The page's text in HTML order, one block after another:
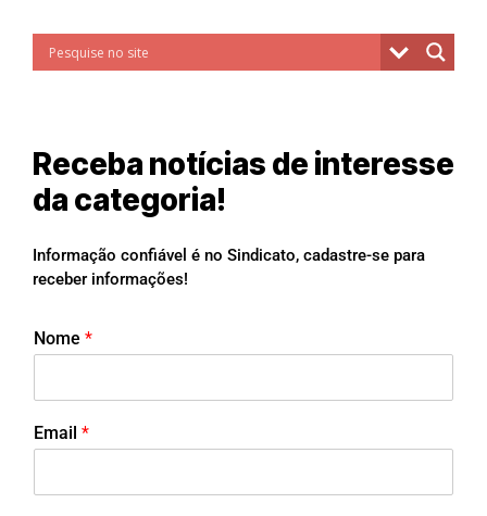
Receba notícias de interesse
da categoria!
Informação confiável é no Sindicato, cadastre-se para
receber informações!
Nome *
Email *